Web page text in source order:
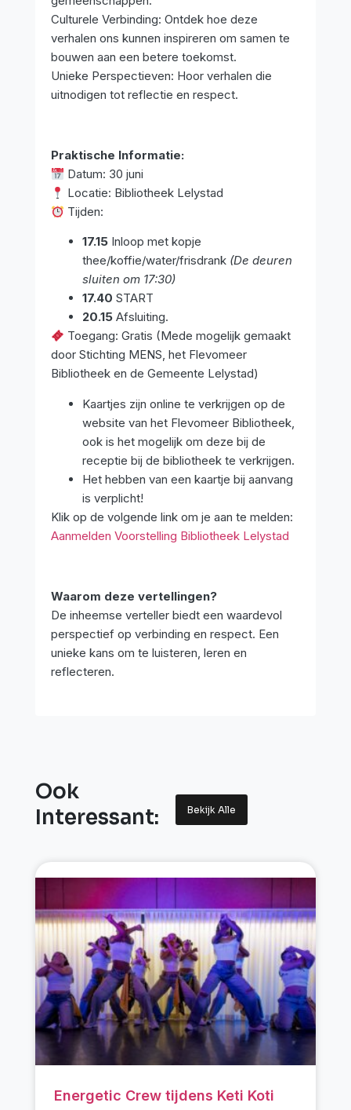
Culturele Verbinding: Ontdek hoe deze
verhalen ons kunnen inspireren om samen te
bouwen aan een betere toekomst.
Unieke Perspectieven: Hoor verhalen die
uitnodigen tot reflectie en respect.
Praktische Informatie:
Datum: 30 juni
Locatie: Bibliotheek Lelystad
Tijden:
17.15 Inloop met kopje
thee/koffie/water/frisdrank (De deuren
sluiten om 17:30)
17.40 START
20.15 Afsluiting.
Toegang: Gratis (Mede mogelijk gemaakt
door Stichting MENS, het Flevomeer
Bibliotheek en de Gemeente Lelystad)
Kaartjes zijn online te verkrijgen op de
website van het Flevomeer Bibliotheek,
ook is het mogelijk om deze bij de
receptie bij de bibliotheek te verkrijgen.
Het hebben van een kaartje bij aanvang
is verplicht!
Klik op de volgende link om je aan te melden:
Aanmelden Voorstelling Bibliotheek Lelystad
Waarom deze vertellingen?
De inheemse verteller biedt een waardevol
perspectief op verbinding en respect. Een
unieke kans om te luisteren, leren en
reflecteren.
Ook
Interessant:
Bekijk Alle
Energetic Crew tijdens Keti Koti